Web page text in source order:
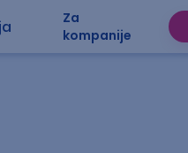
Za
kompanije